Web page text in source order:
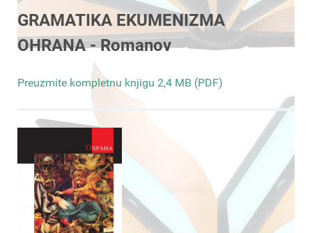
GRAMATIKA EKUMENIZMA
OHRANA - Romanov
Preuzmite kompletnu knjigu 2,4 MB (PDF)